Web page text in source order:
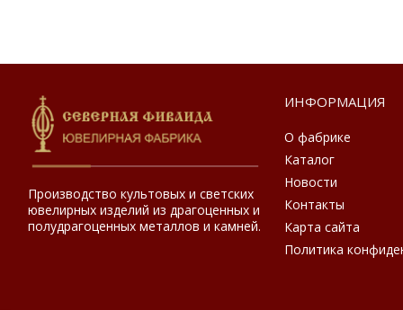
Производство культовых и светских
ювелирных изделий из драгоценных и
полудрагоценных металлов и камней.
ИНФОРМАЦИЯ
О фабрике
Каталог
Новости
Контакты
Карта сайта
Политика